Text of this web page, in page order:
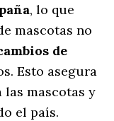
, lo que
mascotas no
de
. Esto asegura
mascotas y
el país.